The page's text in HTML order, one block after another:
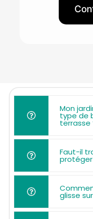
Mon
type de
terrasse
Faut-il
protéger
glisse